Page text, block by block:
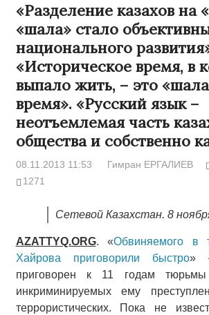
«Разделение казахов на
«шала» стало
национального
«Историческое время, в
выпало жить, – это
время». «Русский язык –
неотъемлемая часть
общества и собственно
08.11.2013 11:53 Гимран ЕРГАЛИЕВ
1271
Сетевой Казахстан. 8
AZATTYQ.ORG. «Обвиняемого в
Хайрова приговорили быстро»
приговорен к 11 годам тюрьмы
инкриминируемых ему
террористических. Пока не